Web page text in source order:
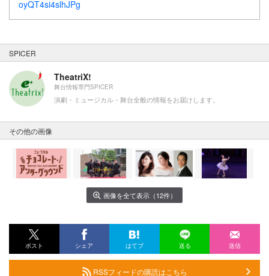
oyQT4si4slhJPg
SPICER
TheatriX!
舞台情報専門SPICER
演劇・ミュージカル・舞台全般の情報をお届けします。
その他の画像
画像を全て表示（12件）
ポスト シェア はてブ 送る 送信
RSSフィードの購読はこちら